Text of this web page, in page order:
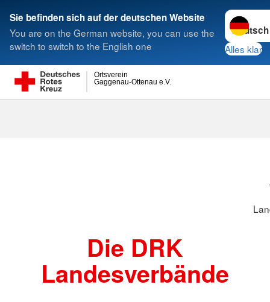
Sie befinden sich auf der deutschen Website
You are on the German website, you can use the
switch to switch to the English one
Sprache
Alles klar
Gaggenau-Ottenau e.V.
Ortsverein
Suche
Die DRK
Landesverbände